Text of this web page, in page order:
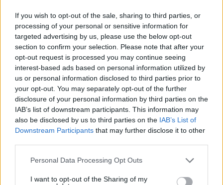
If you wish to opt-out of the sale, sharing to third parties, or
processing of your personal or sensitive information for
targeted advertising by us, please use the below opt-out
section to confirm your selection. Please note that after your
opt-out request is processed you may continue seeing
interest-based ads based on personal information utilized by
us or personal information disclosed to third parties prior to
your opt-out. You may separately opt-out of the further
disclosure of your personal information by third parties on the
IAB’s list of downstream participants. This information may
also be disclosed by us to third parties on the IAB’s List of
Downstream Participants that may further disclose it to other
Please note that this website/app uses one or more Google
not limited to your visit or usage behaviour. You may click to
Personal Data Processing Opt Outs
I want to opt-out of the Sharing of my
επιχειρήσεις επίσης έχουν να παίξουν ρόλο-
κλειδί στο να εξασφαλίσουν ότι οι εργαζόμενοι
θα αναβαθμίζουν τις δεξιότητες και θα
αποκτούν καινούριες, προσαρμοζόμενοι στις
μεταβαλλόμενες απαιτήσεις της αγοράς
εργασίας, πράγμα που θα διασφαλίσει ότι η
σημερινή τεχνολογική επανάσταση θα
βελτιώσει τις ζωές όλων».
Η έκθεση θεωρεί κρίσιμης σημασίας τα
παραδοσιακά εκπαιδευτικά συστήματα να
εξελιχθούν σε συστήματα δια βίου μάθησης
διάρκεια όλης της καριέρας τους. Όμως